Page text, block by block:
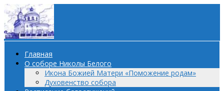
Главная
О соборе Николы Белого
Икона Божией Матери «Поможение родам»
Духовенство собора